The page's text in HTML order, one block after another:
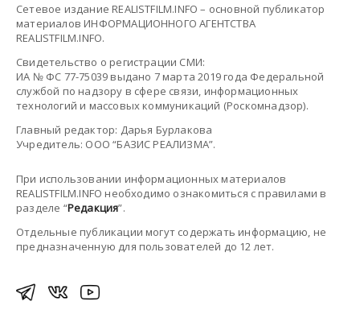
Сетевое издание REALISTFILM.INFO – основной публикатор
материалов ИНФОРМАЦИОННОГО АГЕНТСТВА
REALISTFILM.INFO.
Свидетельство о регистрации СМИ:
ИА № ФС 77-75039 выдано 7 марта 2019 года Федеральной
службой по надзору в сфере связи, информационных
технологий и массовых коммуникаций (Роскомнадзор).
Главный редактор: Дарья Бурлакова
Учредитель: ООО “БАЗИС РЕАЛИЗМА”.
При использовании информационных материалов
REALISTFILM.INFO необходимо ознакомиться с правилами в
разделе “Редакция”.
Отдельные публикации могут содержать информацию, не
предназначенную для пользователей до 12 лет.